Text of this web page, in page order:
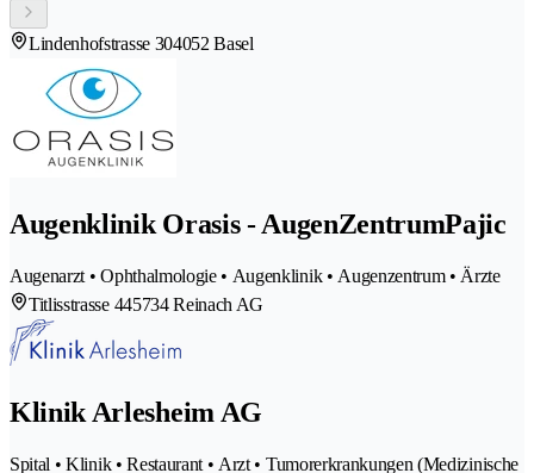
Lindenhofstrasse 304052 Basel
Augenklinik Orasis - AugenZentrumPajic
Augenarzt • Ophthalmologie • Augenklinik • Augenzentrum • Ärzte
Titlisstrasse 445734 Reinach AG
Klinik Arlesheim AG
Spital • Klinik • Restaurant • Arzt • Tumorerkrankungen (Medizinische